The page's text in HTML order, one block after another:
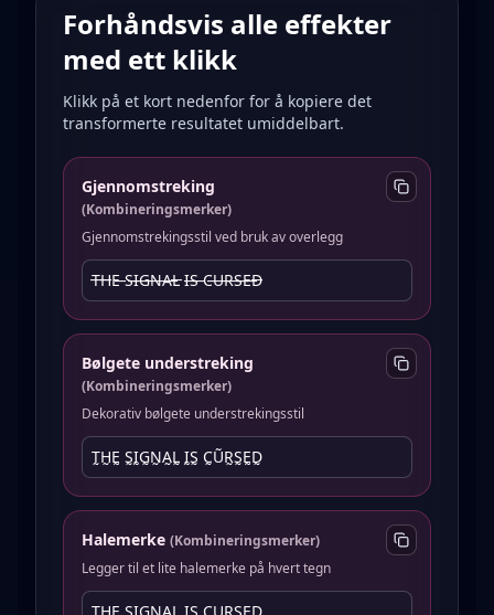
Forhåndsvis alle effekter
med ett klikk
Klikk på et kort nedenfor for å kopiere det
transformerte resultatet umiddelbart.
Gjennomstreking
(Kombineringsmerker)
Gjennomstrekingsstil ved bruk av overlegg
T̶H̶E̶ S̶I̶G̶N̶A̶L̶ I̶S̶ C̶U̶R̶S̶E̶D̶
Bølgete understreking
(Kombineringsmerker)
Dekorativ bølgete understrekingsstil
T̰H̰Ḛ S̰ḬG̰N̰A̰L̰ ḬS̰ C̰ṴR̰S̰ḚD̰
Halemerke (Kombineringsmerker)
Legger til et lite halemerke på hvert tegn